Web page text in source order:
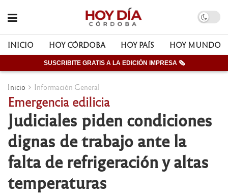
INICIO HOY CÓRDOBA HOY PAÍS HOY MUNDO
SUSCRIBITE GRATIS A LA EDICIÓN IMPRESA 🗞
Inicio Información General
Emergencia edilicia
Judiciales piden condiciones
dignas de trabajo ante la
falta de refrigeración y altas
temperaturas